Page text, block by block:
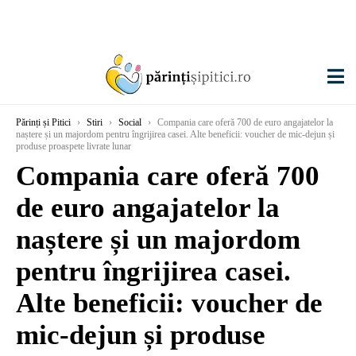
Părinți și Pitici › Stiri › Social ›
Compania care oferă 700 de euro angajatelor la
naștere și un majordom pentru îngrijirea casei. Alte beneficii: voucher de mic-dejun și
produse proaspete livrate lunar
Compania care oferă 700
de euro angajatelor la
naștere și un majordom
pentru îngrijirea casei.
Alte beneficii: voucher de
mic-dejun și produse